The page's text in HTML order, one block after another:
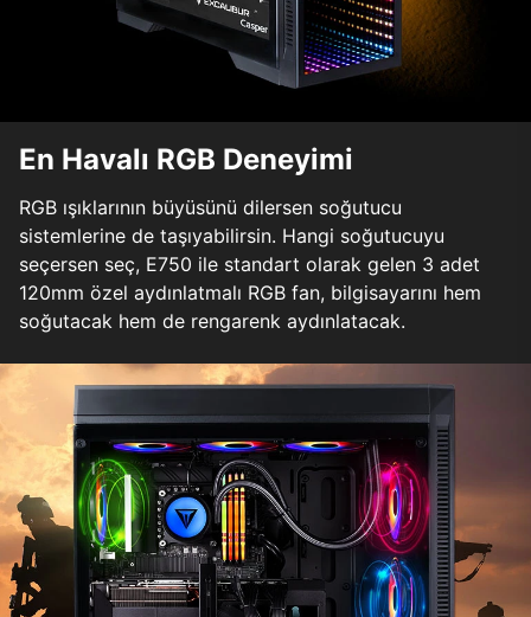
En Havalı RGB Deneyimi
RGB ışıklarının büyüsünü dilersen soğutucu
sistemlerine de taşıyabilirsin. Hangi soğutucuyu
seçersen seç, E750 ile standart olarak gelen 3 adet
120mm özel aydınlatmalı RGB fan, bilgisayarını hem
soğutacak hem de rengarenk aydınlatacak.